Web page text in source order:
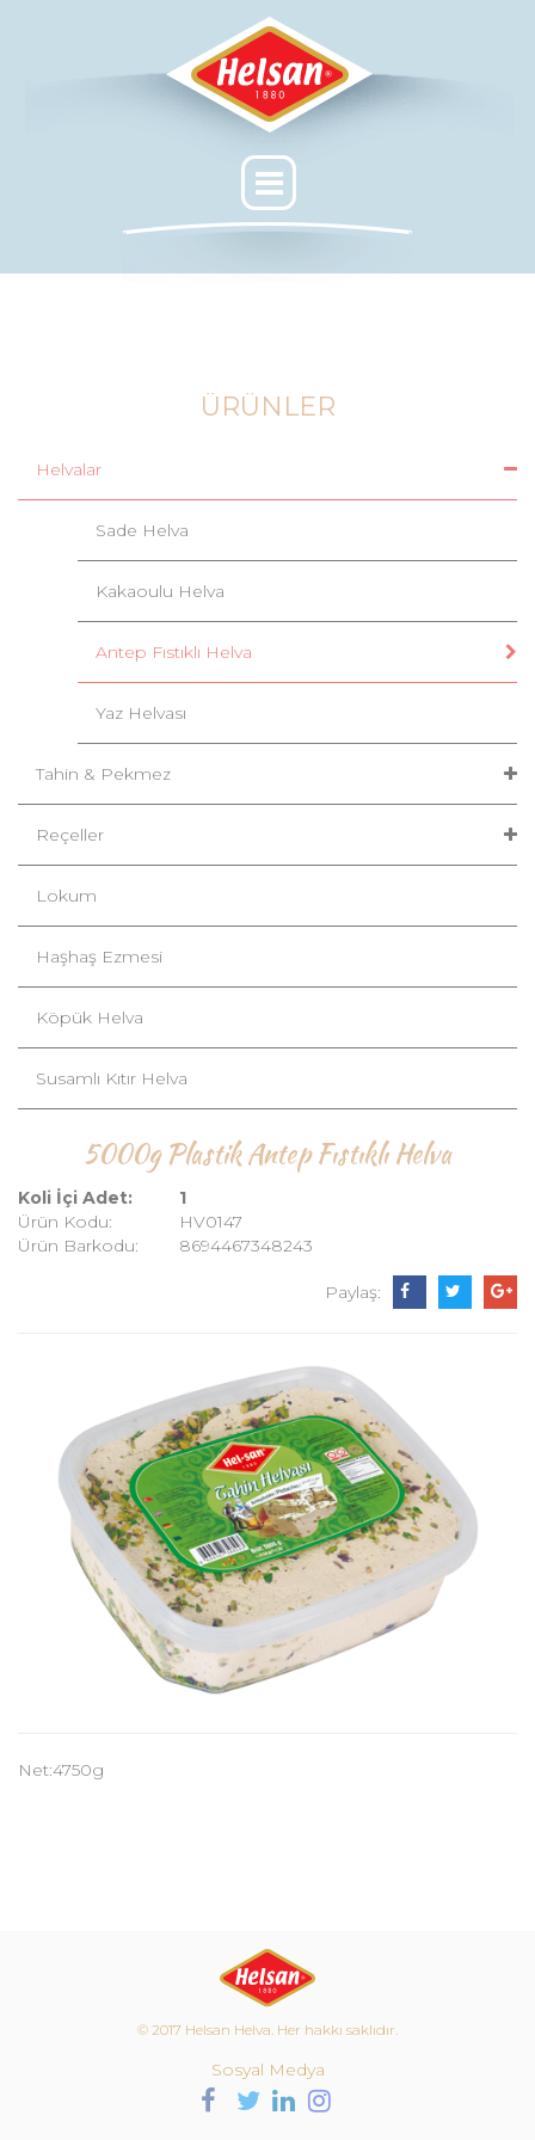
ÜRÜNLER
Helvalar
Sade Helva
Kakaoulu Helva
Antep Fıstıklı Helva
Yaz Helvası
Tahin & Pekmez
Reçeller
Lokum
Haşhaş Ezmesi
Köpük Helva
Susamlı Kıtır Helva
5000g Plastik Antep Fıstıklı Helva
Koli İçi Adet:
1
Ürün Kodu:
HV0147
Ürün Barkodu:
8694467348243
Paylaş:
Net:4750g
© 2017 Helsan Helva. Her hakkı saklıdır.
Sosyal Medya